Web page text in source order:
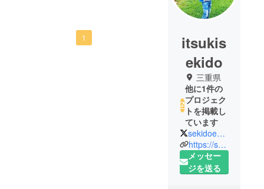
頑張ってください！
1
itsukis
ekido
三重県
他に1件の
プロジェク
トを掲載し
ています
sekidoengei
https://sekidoengei.co.jp/
メッセー
ジを送る